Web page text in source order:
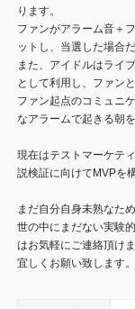
ります。
ファンがアラーム音＋
ットし、当選した場合
また、アイドルはライ
として利用し、ファン
ファン起点のコミュニ
なアラームで起きる朝
現在はテストマーケテ
説検証に向けてMVPを
まだ自分自身未熟なた
世の中にまだない実験
はお気軽にご連絡頂け
宜しくお願い致します。